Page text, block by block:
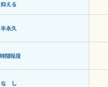
抑える
半永久
間程度
な し